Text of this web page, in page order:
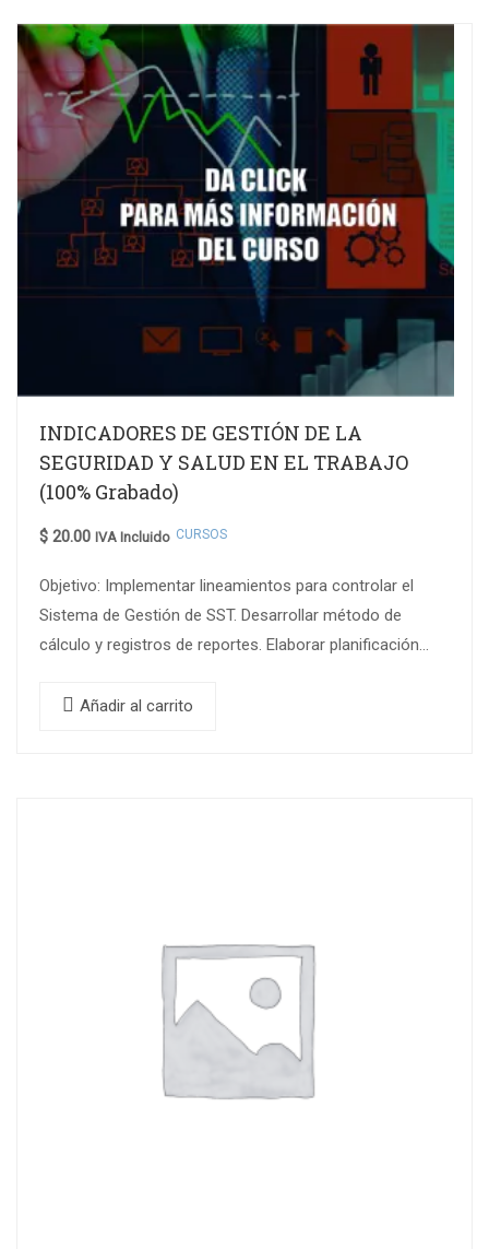
INDICADORES DE GESTIÓN DE LA
SEGURIDAD Y SALUD EN EL TRABAJO
(100% Grabado)
$ 20.00 IVA Incluido CURSOS
Objetivo: Implementar lineamientos para controlar el
Sistema de Gestión de SST. Desarrollar método de
cálculo y registros de reportes. Elaborar planificación
Añadir al carrito